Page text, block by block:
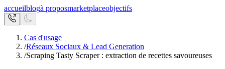
accueilblogà proposmarketplaceobjectifs
Cas d'usage
/Réseaux Sociaux & Lead Generation
/Scraping Tasty Scraper : extraction de recettes savoureuses